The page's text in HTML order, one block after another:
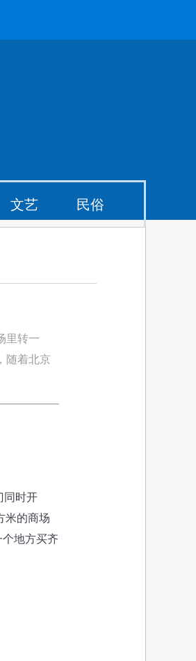
文艺 民俗
里转一
随着北京
同时开
米的商场
地方买齐